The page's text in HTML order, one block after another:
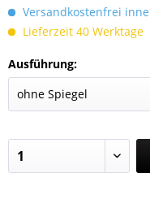
Versandkostenfrei
Lieferzeit 40 Werktage
Ausführung: